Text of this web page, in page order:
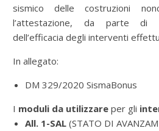
sismico delle costruzioni
l’attestazione, da parte di
dell’efficacia degli interventi
In allegato:
DM 329/2020 SismaBonus
I moduli da utilizzare per gli
All. 1-SAL (STATO DI